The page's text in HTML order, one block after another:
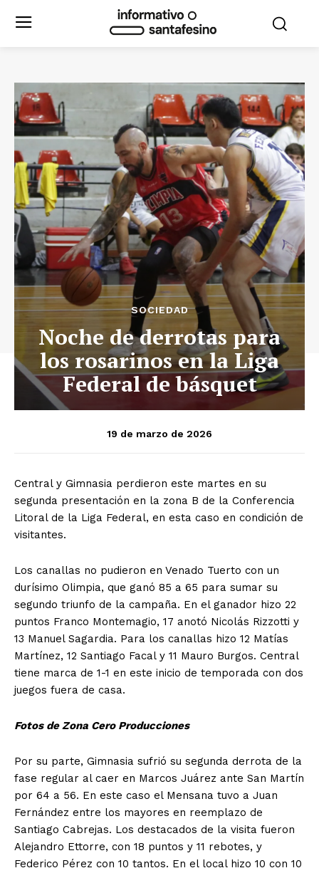
SOCIEDAD
Noche de derrotas para
los rosarinos en la Liga
Federal de básquet
19 de marzo de 2026
Central y Gimnasia perdieron este martes en su
segunda presentación en la zona B de la Conferencia
Litoral de la Liga Federal, en esta caso en condición de
visitantes.
Los canallas no pudieron en Venado Tuerto con un
durísimo Olimpia, que ganó 85 a 65 para sumar su
segundo triunfo de la campaña. En el ganador hizo 22
puntos Franco Montemagio, 17 anotó Nicolás Rizzotti y
13 Manuel Sagardia. Para los canallas hizo 12 Matías
Martínez, 12 Santiago Facal y 11 Mauro Burgos. Central
tiene marca de 1-1 en este inicio de temporada con dos
juegos fuera de casa.
Fotos de Zona Cero Producciones
Por su parte, Gimnasia sufrió su segunda derrota de la
fase regular al caer en Marcos Juárez ante San Martín
por 64 a 56. En este caso el Mensana tuvo a Juan
Fernández entre los mayores en reemplazo de
Santiago Cabrejas. Los destacados de la visita fueron
Alejandro Ettorre, con 18 puntos y 11 rebotes, y
Federico Pérez con 10 tantos. En el local hizo 10 con 10